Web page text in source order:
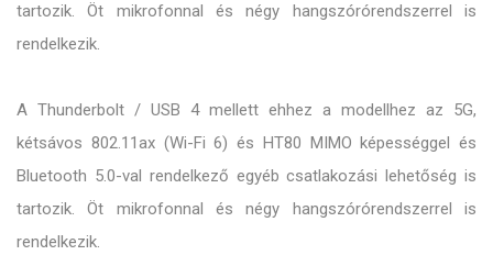
tartozik. Öt mikrofonnal és négy hangszórórendszerrel is
rendelkezik.
A Thunderbolt / USB 4 mellett ehhez a modellhez az 5G,
kétsávos 802.11ax (Wi-Fi 6) és HT80 MIMO képességgel és
Bluetooth 5.0-val rendelkező egyéb csatlakozási lehetőség is
tartozik. Öt mikrofonnal és négy hangszórórendszerrel is
rendelkezik.